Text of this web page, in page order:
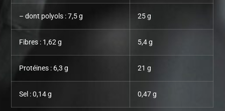
– dont polyols : 7,5 g 25 g
Fibres : 1,62 g 5,4 g
Protéines : 6,3 g 21 g
Sel : 0,14 g 0,47 g